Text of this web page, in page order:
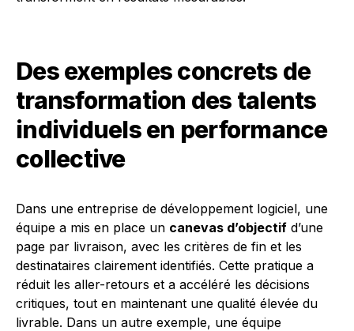
Des exemples concrets de
transformation des talents
individuels en performance
collective
Dans une entreprise de développement logiciel, une
équipe a mis en place un canevas d’objectif d’une
page par livraison, avec les critères de fin et les
destinataires clairement identifiés. Cette pratique a
réduit les aller-retours et a accéléré les décisions
critiques, tout en maintenant une qualité élevée du
livrable. Dans un autre exemple, une équipe